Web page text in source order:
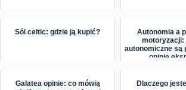
Sól celtic: gdzie ją kupić?
Autonomia a
motoryzacji:
autonomiczne są
opinie
Galatea opinie: co mówią
Dlaczego